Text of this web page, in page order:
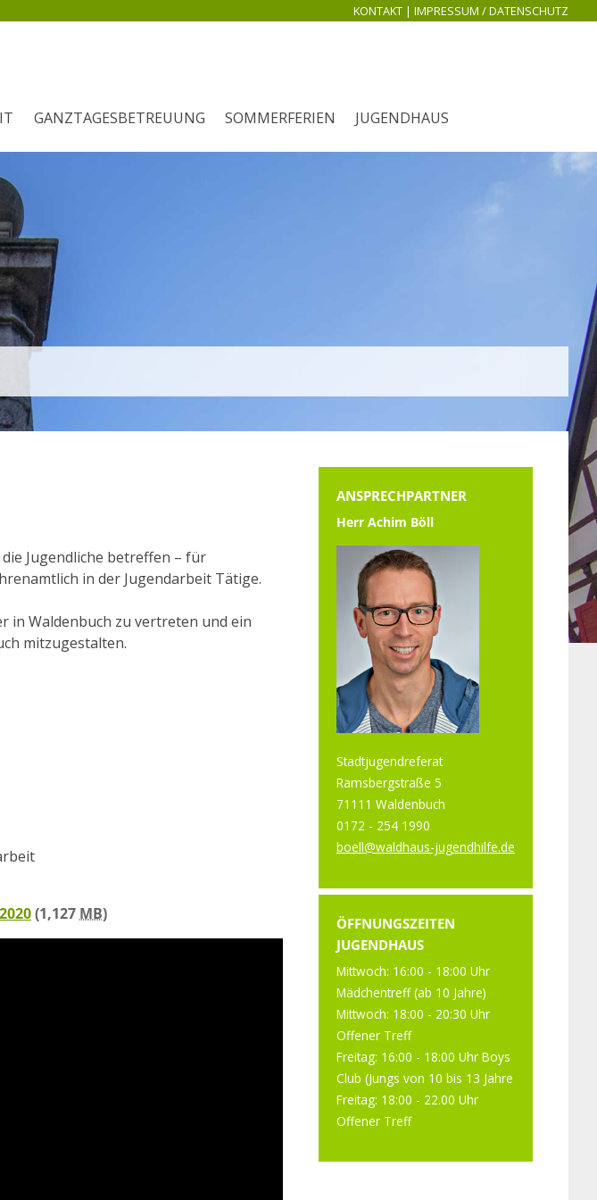
KONTAKT | IMPRESSUM / DATENSCHUTZ
GANZTAGESBETREUUNG SOMMERFERIEN JUGENDHAUS
Jugendliche betreffen – für
in der Jugendarbeit Tätige.
in Waldenbuch zu vertreten und ein
mitzugestalten.
(1,127 MB)
ANSPRECHPARTNER
Herr Achim Böll
Stadtjugendreferat
Ramsbergstraße 5
71111 Waldenbuch
0172 - 254 1990
boell@waldhaus-jugendhilfe.de
ÖFFNUNGSZEITEN
JUGENDHAUS
Mittwoch: 16:00 - 18:00 Uhr
Mädchentreff (ab 10 Jahre)
Mittwoch: 18:00 - 20:30 Uhr
Offener Treff
Freitag: 16:00 - 18:00 Uhr Boys
Club (Jungs von 10 bis 13 Jahre
Freitag: 18:00 - 22.00 Uhr
Offener Treff